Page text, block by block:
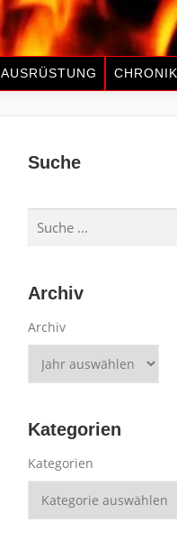
AUSRÜSTUNG CHRONIK
Suche
Suchen
Archiv
Archiv
Kategorien
Kategorien